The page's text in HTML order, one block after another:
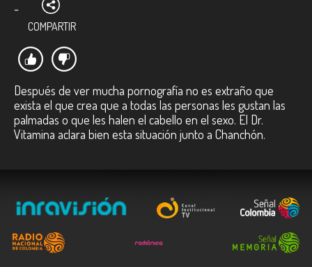
-
COMPARTIR
Después de ver mucha pornografía no es extraño que
exista el que crea que a todas las personas les gustan las
palmadas o que les halen el cabello en el sexo. El Dr.
Vitamina aclara bien esta situación junto a Chanchón.